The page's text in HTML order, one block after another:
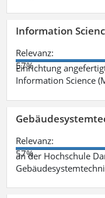
Information
Relevanz:
57%
Einrichtung
Information Science
Relevanz:
57%
an der Hochschule